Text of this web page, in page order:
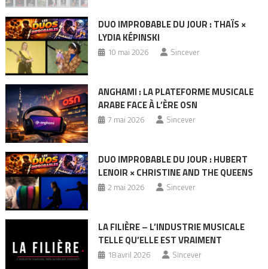
DUO IMPROBABLE DU JOUR : THAÏS ×
LYDIA KÉPINSKI
10 mai 2026 Sincever
ANGHAMI : LA PLATEFORME MUSICALE
ARABE FACE À L’ÈRE OSN
7 mai 2026 Sincever
DUO IMPROBABLE DU JOUR : HUBERT
LENOIR × CHRISTINE AND THE QUEENS
2 mai 2026 Sincever
LA FILIÈRE – L’INDUSTRIE MUSICALE
TELLE QU’ELLE EST VRAIMENT
18 avril 2026 Sincever